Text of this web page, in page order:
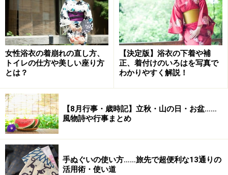
ひな祭りがすんだら、幸せを願い早くしまう風習がある
ひな人形は、ひな祭りがすんだら早めに片づけたほうが
よいとされています。これは「ひな人形を早くしまわな
いと、嫁に行きおくれる」という言い伝えによるもので
す。そこには、娘の厄を引き受けた人形を早く遠ざける
つけ説）、早く幸せになってほしいから（結婚象徴説）
などの意味が込められています。
もちろん、気にしないで飾っておいても構いませんが、
「春を寿ぐ（ことほぐ）」という意味では、遅くとも暦
の上で春の半ばとなる「春分」（3月21日ごろ）までに
女性浴衣の着崩れの直し方、
トイレの仕方や美しい座り方
とは？
【決定版】浴衣の下着や補
正、着付けのいろはを写真で
わかりやすく解説！
【8月行事・歳時記】立秋・山の日・お盆……
風物詩や行事まとめ
手ぬぐいの使い方……旅先で超便利な13通りの
活用術・使い道